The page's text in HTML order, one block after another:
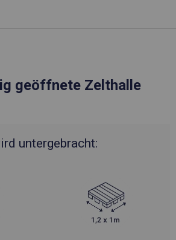
geöffnete Zelthalle
untergebracht: